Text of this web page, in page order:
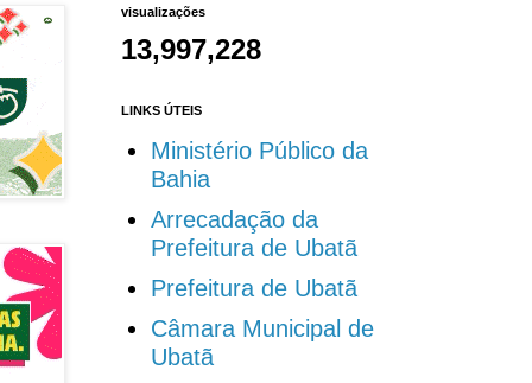
visualizações
13,997,228
LINKS ÚTEIS
Ministério Público da
Bahia
Arrecadação da
Prefeitura de Ubatã
Prefeitura de Ubatã
Câmara Municipal de
Ubatã